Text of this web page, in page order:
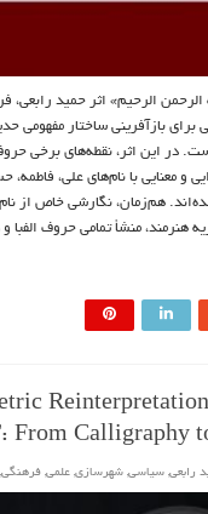
الرحیم» اثر حمید رابعی،
برای بازآفرینی ساختار مفهومی
در این اثر، نقطه‌های برخی
و معنایی با نام‌های علی،
هم‌زمان، نگارشی خاص از نام
هنرمند، منشأ تمامی حروف
From Calligraphy
رابعی, سیاسی, شهرسازی, علمی, فرهنگی,